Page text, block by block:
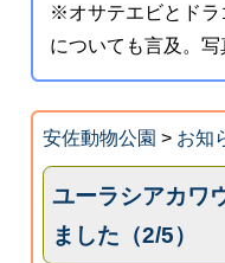
※オサテエビとドラ
についても言及。写
安佐動物公園 > お知
ユーラシアカワ
ました（2/5）